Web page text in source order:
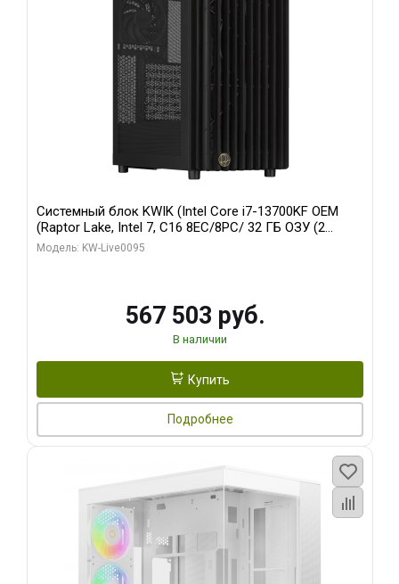
Системный блок KWIK (Intel Core i7-13700KF OEM
(Raptor Lake, Intel 7, C16 8EC/8PC/ 32 ГБ ОЗУ (2
модуля)/ Afox RTX4090 24GB GDDR6X 384-Bit 3xDP
Модель: KW-Live0095
567 503 руб.
В наличии
Купить
Подробнее